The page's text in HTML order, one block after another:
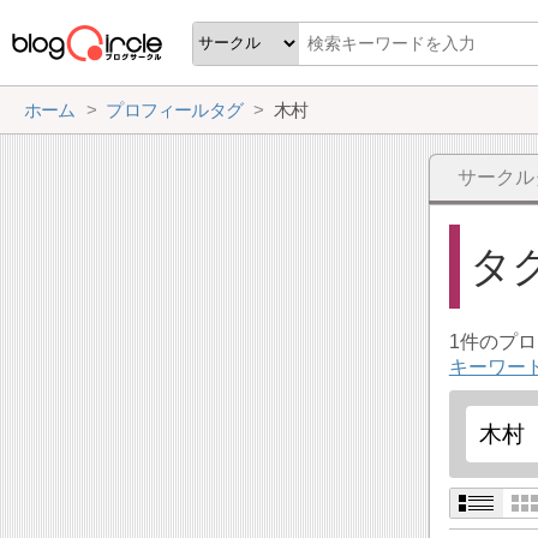
ホーム プロフィールタグ 木村
サーク
タ
1件のプ
キーワー